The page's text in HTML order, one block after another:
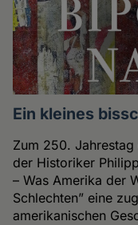
Ein kleines
Zum 250.
der Historiker
– Was Amerika der
Schlechten” eine
amerikanischen